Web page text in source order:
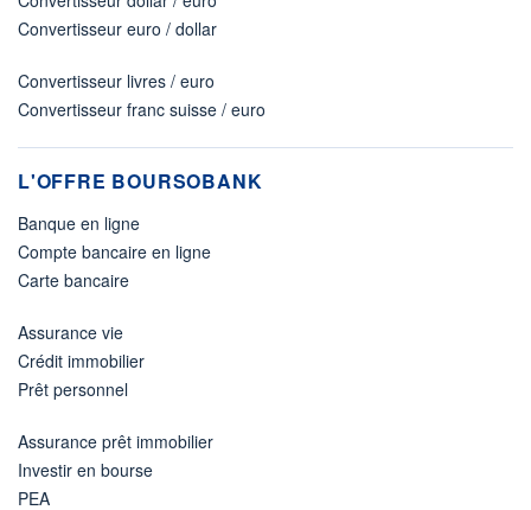
Convertisseur euro / dollar
Convertisseur livres / euro
Convertisseur franc suisse / euro
L'OFFRE BOURSOBANK
Banque en ligne
Compte bancaire en ligne
Carte bancaire
Assurance vie
Crédit immobilier
Prêt personnel
Assurance prêt immobilier
Investir en bourse
PEA